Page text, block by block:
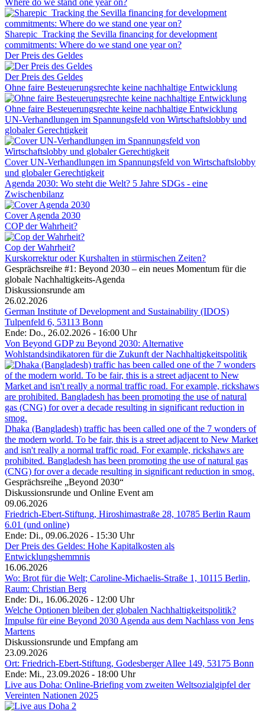
Where do we stand one year on?
Sharepic_Tracking the Sevilla financing for development
commitments: Where do we stand one year on?
Der Preis des Geldes
Der Preis des Geldes
Ohne faire Besteuerungsrechte keine nachhaltige Entwicklung
Ohne faire Besteuerungsrechte keine nachhaltige Entwicklung
UN-Verhandlungen im Spannungsfeld von Wirtschaftslobby und
globaler Gerechtigkeit
Cover UN-Verhandlungen im Spannungsfeld von Wirtschaftslobby
und globaler Gerechtigkeit
Agenda 2030: Wo steht die Welt? 5 Jahre SDGs - eine
Zwischenbilanz
Cover Agenda 2030
COP der Wahrheit?
Cop der Wahrheit?
Kurskorrektur oder Kurshalten in stürmischen Zeiten?
Gesprächsreihe #1: Beyond 2030 – ein neues Momentum für die
globale Nachhaltigkeits-Agenda
Diskussionsrunde am
26.02.2026
German Institute of Development and Sustainability (IDOS)
Tulpenfeld 6, 53113 Bonn
Ende: Do., 26.02.2026 - 16:00 Uhr
Von Beyond GDP zu Beyond 2030: Alternative
Wohlstandsindikatoren für die Zukunft der Nachhaltigkeitspolitik
Dhaka (Bangladesh) traffic has been called one of the 7 wonders of
the modern world. To be fair, this is a street adjacent to New Market
and isn't really a normal traffic road. For example, rickshaws are
prohibited. Bangladesh has been promoting the use of natural gas
(CNG) for over a decade resulting in significant reduction in smog.
Gesprächsreihe „Beyond 2030“
Diskussionsrunde und Online Event am
09.06.2026
Friedrich-Ebert-Stiftung, Hiroshimastraße 28, 10785 Berlin Raum
6.01 (und online)
Ende: Di., 09.06.2026 - 15:30 Uhr
Der Preis des Geldes: Hohe Kapitalkosten als
Entwicklungshemmnis
16.06.2026
Wo: Brot für die Welt; Caroline-Michaelis-Straße 1, 10115 Berlin,
Raum: Christian Berg
Ende: Di., 16.06.2026 - 12:00 Uhr
Welche Optionen bleiben der globalen Nachhaltigkeitspolitik?
Impulse für eine Beyond 2030 Agenda aus dem Nachlass von Jens
Martens
Diskussionsrunde und Empfang am
23.09.2026
Ort: Friedrich-Ebert-Stiftung, Godesberger Allee 149, 53175 Bonn
Ende: Mi., 23.09.2026 - 18:00 Uhr
Live aus Doha: Online-Briefing vom zweiten Weltsozialgipfel der
Vereinten Nationen 2025